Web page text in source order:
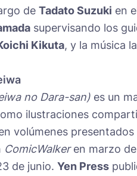
de Tadato Suzuki en
supervisando los
Kikuta, y la música
no Dara-san) es un
ilustraciones
volúmenes
ComicWalkeren marzo
de junio. Yen Press